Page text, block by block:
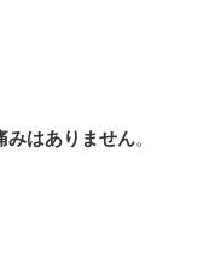
みはありません。